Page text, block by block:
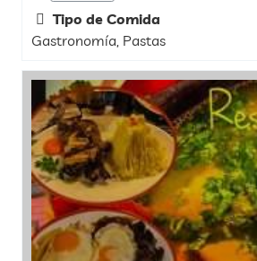
Tipo de Comida
Gastronomía, Pastas